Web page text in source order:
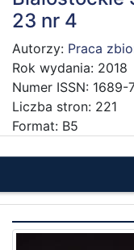
23 nr 4
Autorzy: Praca
Rok wydania: 2018
Numer ISSN: 1689-
Liczba stron: 221
Format: B5